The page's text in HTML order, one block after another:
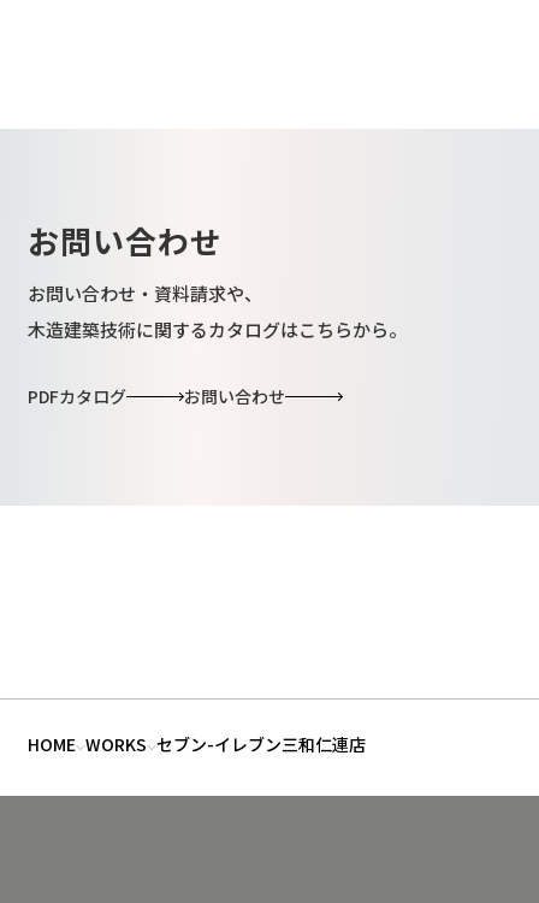
お問い合わせ
お問い合わせ・資料請求や、
木造建築技術に関するカタログはこちらから。
PDFカタログ お問い合わせ
HOME WORKS セブン-イレブン三和仁連店